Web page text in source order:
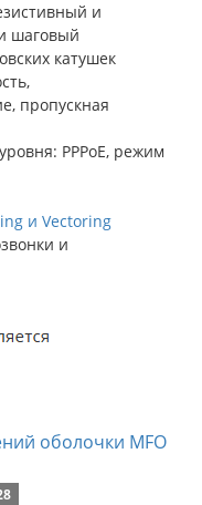
и
шаговый
катушек
пропускная
PPPoE, режим
и Vectoring
и
оболочки MFO